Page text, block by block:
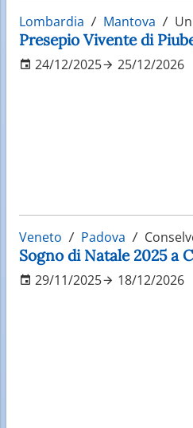
Lombardia Mantova
Presepio Vivente di
24/12/2025 25/12/2026
Veneto Padova
Sogno di Natale 2025 a
29/11/2025 18/12/2026